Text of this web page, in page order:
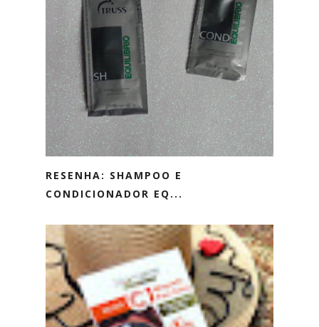
RESENHA: SHAMPOO E
CONDICIONADOR EQ...